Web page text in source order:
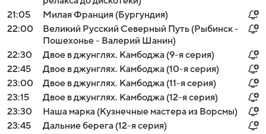
21:05
Милая Франция (Бургундия)
22:00
Великий Русский Северный Путь (Рыбинск -
Пошехонье - Валерий Шанин)
22:30
Двое в джунглях. Камбоджа (9-я серия)
22:45
Двое в джунглях. Камбоджа (10-я серия)
23:00
Двое в джунглях. Камбоджа (11-я серия)
23:15
Двое в джунглях. Камбоджа (12-я серия)
23:30
Наша марка (Кузнечные мастера из Ворсмы)
23:45
Дальние берега (12-я серия)